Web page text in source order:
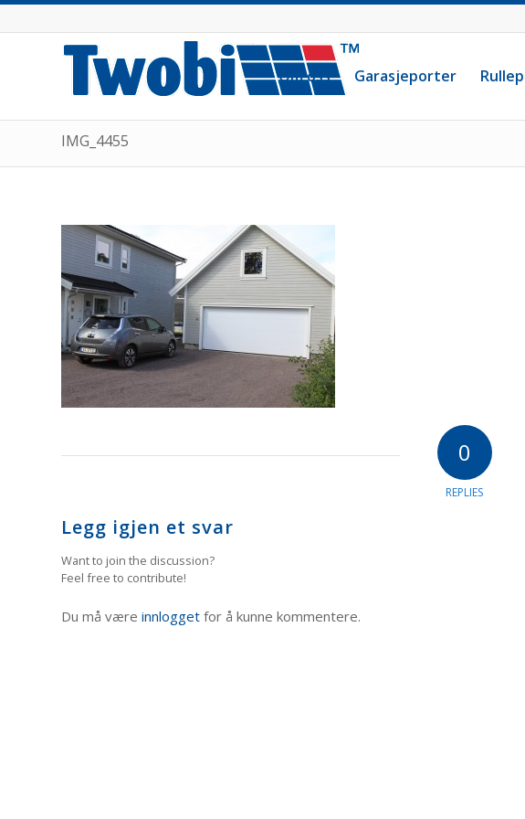
Om oss Garasjeporter
IMG_4455
0
REPLIES
Legg igjen et svar
Want to join the discussion?
Feel free to contribute!
Du må være innlogget for å kunne kommentere.